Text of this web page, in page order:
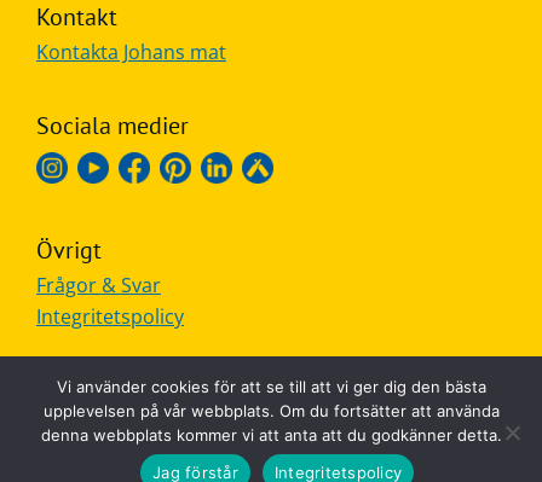
Kontakt
Kontakta Johans mat
Sociala medier
Övrigt
Frågor & Svar
Integritetspolicy
MADE IN SWEDEN
Vi använder cookies för att se till att vi ger dig den bästa
upplevelsen på vår webbplats. Om du fortsätter att använda
denna webbplats kommer vi att anta att du godkänner detta.
Jag förstår
Integritetspolicy